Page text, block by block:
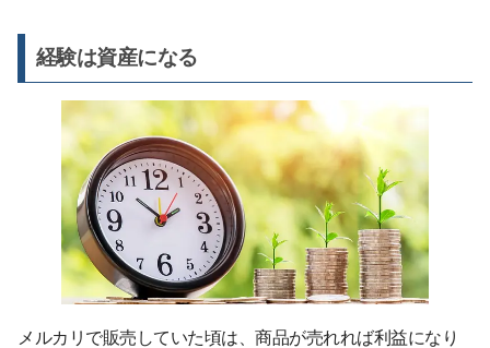
経験は資産になる
メルカリで販売していた頃は、商品が売れれば利益になり